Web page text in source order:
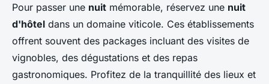
Pour passer une nuit mémorable, réservez une nuit
d'hôtel dans un domaine viticole. Ces établissements
offrent souvent des packages incluant des visites de
vignobles, des dégustations et des repas
gastronomiques. Profitez de la tranquillité des lieux et